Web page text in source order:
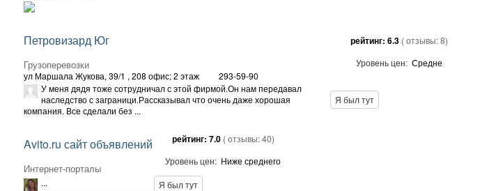
Петровизард Юг
Грузоперевозки
ул Маршала Жукова, 39/1 , 208 офис; 2 этаж 293-59-90
рейтинг: 6.3 ( отзывы:8)
Уровень цен: Средне
У меня дядя тоже сотрудничал с этой фирмой.Он нам передавал
наследство с заграници.Рассказывал что очень даже хорошая
компания. Все сделали без ...
Я был тут
Avito.ru сайт объявлений
Интернет-порталы
рейтинг: 7.0 ( отзывы:40)
Уровень цен: Ниже среднего
...
Я был тут